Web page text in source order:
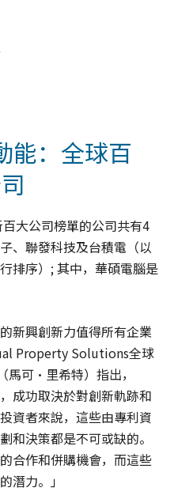
能：全球百
大公司榜單的公司共有4
、聯發科技及台積電（以
排序）; 其中，華碩電腦是
新興創新力值得所有企業
Property Solutions全球
可·里希特）指出，
成功取決於對創新軌跡和
資者來說，這些由專利資
和決策都是不可或缺的。
合作和併購機會，而這些
潛力。」